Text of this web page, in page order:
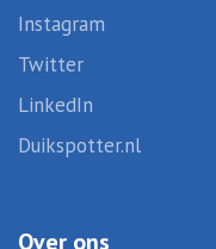
Instagram
Twitter
LinkedIn
Duikspotter.nl
Over ons